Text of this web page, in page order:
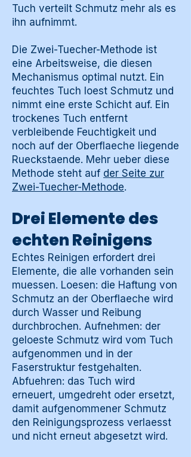
Tuch verteilt Schmutz mehr als es
ihn aufnimmt.
Die Zwei-Tuecher-Methode ist
eine Arbeitsweise, die diesen
Mechanismus optimal nutzt. Ein
feuchtes Tuch loest Schmutz und
nimmt eine erste Schicht auf. Ein
trockenes Tuch entfernt
verbleibende Feuchtigkeit und
noch auf der Oberflaeche liegende
Rueckstaende. Mehr ueber diese
Methode steht auf der Seite zur
Zwei-Tuecher-Methode.
Drei Elemente des
echten Reinigens
Echtes Reinigen erfordert drei
Elemente, die alle vorhanden sein
muessen. Loesen: die Haftung von
Schmutz an der Oberflaeche wird
durch Wasser und Reibung
durchbrochen. Aufnehmen: der
geloeste Schmutz wird vom Tuch
aufgenommen und in der
Faserstruktur festgehalten.
Abfuehren: das Tuch wird
erneuert, umgedreht oder ersetzt,
damit aufgenommener Schmutz
den Reinigungsprozess verlaesst
und nicht erneut abgesetzt wird.